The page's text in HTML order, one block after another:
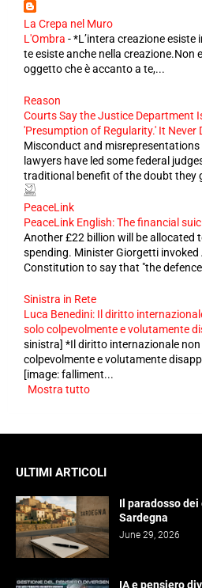
La Crepa nel Muro
L'Ombra -*L’intera creazione esiste
te esiste anche nella creazione.Non
oggetto che è accanto a te,...
Reason
Courts Say the Justice Department
'Presumption of Regularity.' It Never
Misconduct and
lawyers have led some federal
traditional benefit of the doubt they
PeaceLink
PeaceLink English: The financial
Another £22 billion will be allocated
spending. Minister Giorgetti
Constitution to say that "the
Sinistra in Rete
Luca Benedini: Il diritto
solo colpevolmente e volutamente
sinistra] *Il diritto internazionale non
colpevolmente e volutamente
[image: falliment...
Mostra tutto
ULTIMI ARTICOLI
Il paradosso
Sardegna
June 29, 2026
IA e pensiero